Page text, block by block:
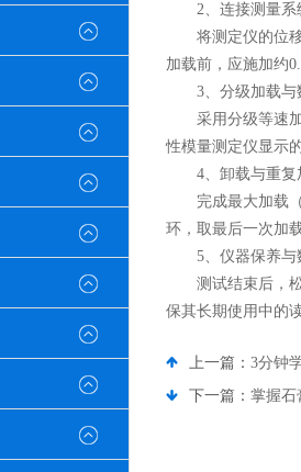
2、连接测量系
将测定仪的位移
加载前，应施加约
3、分级加载与
采用分级等速加
性模量测定仪显示
4、卸载与重复
完成最大加载（
环，取最后一次加
5、仪器保养与
测试结束后，松
保其长期使用中的
上一篇： 3分钟
下一篇： 掌握石